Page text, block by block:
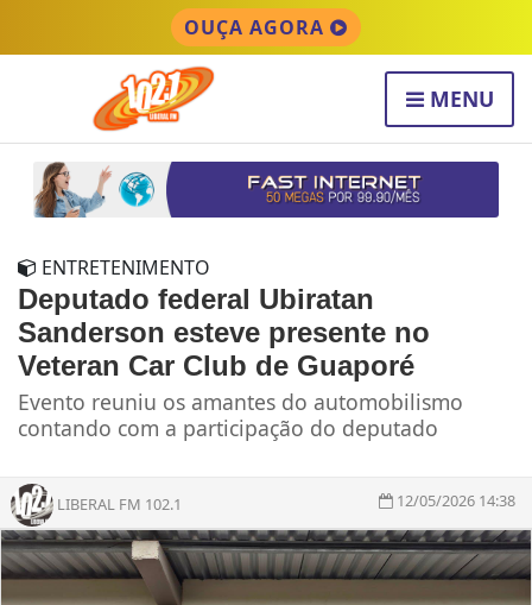
OUÇA AGORA
MENU
ENTRETENIMENTO
Deputado federal Ubiratan
Sanderson esteve presente no
Veteran Car Club de Guaporé
Evento reuniu os amantes do automobilismo
contando com a participação do deputado
LIBERAL FM 102.1 12/05/2026 14:38